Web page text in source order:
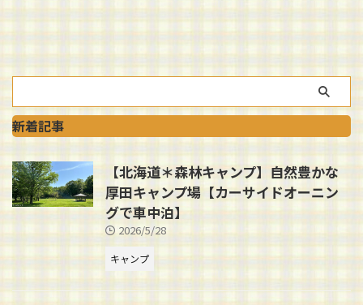
新着記事
【北海道＊森林キャンプ】自然豊かな
厚田キャンプ場【カーサイドオーニン
グで車中泊】
2026/5/28
キャンプ